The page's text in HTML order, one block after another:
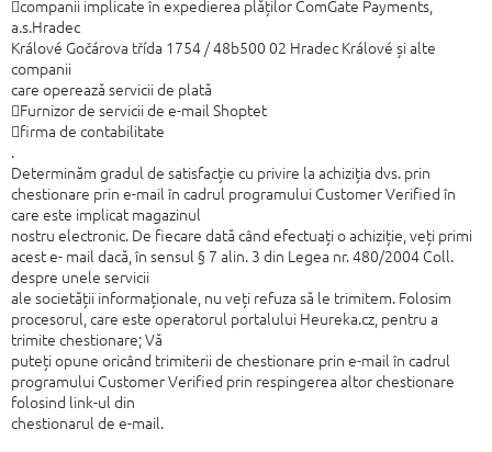
companii implicate în expedierea plăților ComGate Payments,
a.s.Hradec
Králové Gočárova třída 1754 / 48b500 02 Hradec Králové și alte
companii
care operează servicii de plată
Furnizor de servicii de e-mail Shoptet
firma de contabilitate
.
Determinăm gradul de satisfacție cu privire la achiziția dvs. prin
chestionare prin e-mail în cadrul programului Customer Verified în
care este implicat magazinul
nostru electronic. De fiecare dată când efectuați o achiziție, veți primi
acest e- mail dacă, în sensul § 7 alin. 3 din Legea nr. 480/2004 Coll.
despre unele servicii
ale societății informaționale, nu veți refuza să le trimitem. Folosim
procesorul,care este operatorul portalului Heureka.cz, pentru a
trimite chestionare; Vă
puteți opune oricând trimiterii de chestionare prin e-mail în cadrul
programului Customer Verified prin respingerea altor chestionare
folosind link-ul din
chestionarul de e-mail.